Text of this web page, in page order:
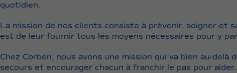
quotidien.
La mission de nos clients consiste à prévenir, soigner
est de leur fournir tous les moyens nécessaires pour y
Chez Corben, nous avons une mission qui va bien au-
secours et encourager chacun à franchir le pas pour